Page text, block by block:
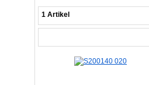
1 Artikel